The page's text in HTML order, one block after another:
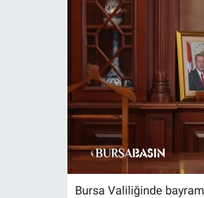
Bursa Valiliğinde
Magazin